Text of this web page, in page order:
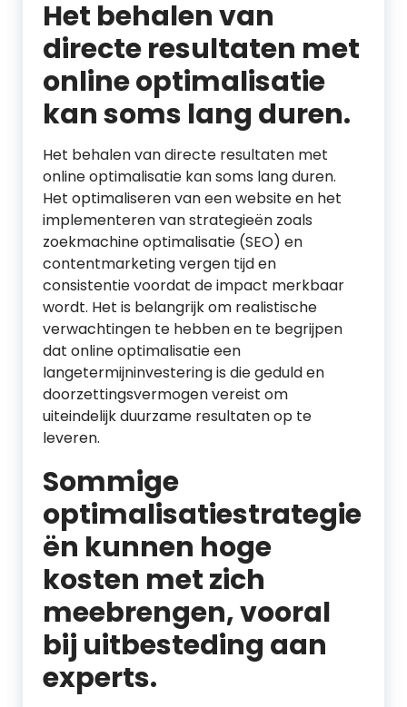
Het behalen van
directe resultaten met
online optimalisatie
kan soms lang duren.
Het behalen van directe resultaten met
online optimalisatie kan soms lang duren.
Het optimaliseren van een website en het
implementeren van strategieën zoals
zoekmachine optimalisatie (SEO) en
contentmarketing vergen tijd en
consistentie voordat de impact merkbaar
wordt. Het is belangrijk om realistische
verwachtingen te hebben en te begrijpen
dat online optimalisatie een
langetermijninvestering is die geduld en
doorzettingsvermogen vereist om
uiteindelijk duurzame resultaten op te
leveren.
Sommige
optimalisatiestrategie
ën kunnen hoge
kosten met zich
meebrengen, vooral
bij uitbesteding aan
experts.